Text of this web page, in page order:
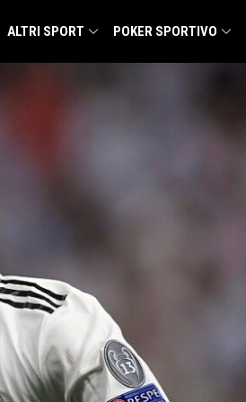
ALTRI SPORT POKER SPORTIVO